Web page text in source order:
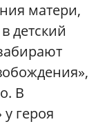
матери,
детский
В
героя